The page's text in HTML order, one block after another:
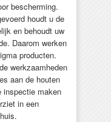
bescherming.
houdt u de
en behoudt uw
Daarom werken
producten.
werkzaamheden
aan de houten
inspectie maken
in een